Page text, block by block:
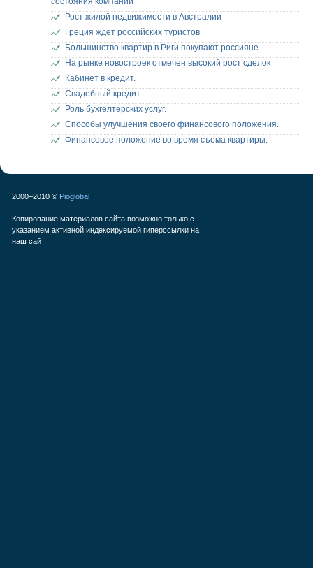
Рост жилой недвижимости в Австралии
Греция ждет российских туристов
Большинство квартир в Риги покупают россияне
На рынке новостроек отмечен высокий рост сделок
Кабинет в кредит.
Свадебный кредит.
Роль бухгелтерских услуг.
Способы улучшения своего финансового положения.
Финансовое положение во время съема квартиры.
2000–2010 © Pioglobal
Копирование материалов сайта возможно только с
указанием активной индексируемой гиперссылки на
наш сайт.